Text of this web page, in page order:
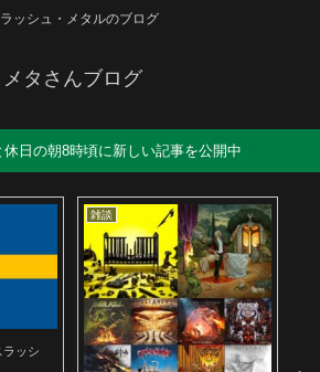
ッシュ・メタルのブログ
メタさんブログ
日の朝8時頃に新しい記事を公開中
ラッシ
雑談